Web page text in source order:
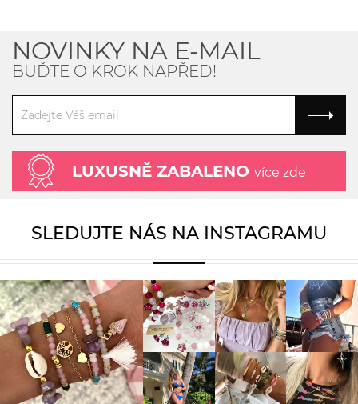
NOVINKY NA E-MAIL
BUĎTE O KROK NAPŘED!
LUXUSNĚ ZABALENO více zde
SLEDUJTE NÁS NA INSTAGRAMU